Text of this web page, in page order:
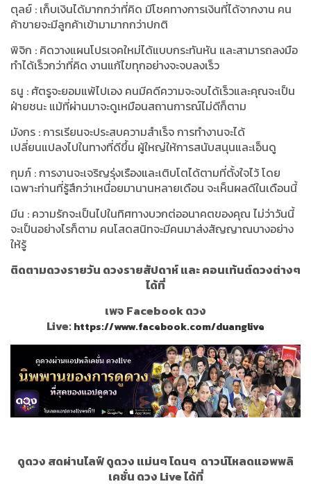
ตุลย์ : เก็บเงินได้มากกว่าที่คิด มีโชคทางการเงินที่ได้จากงาน คน
ค้าขายจะมีลูกค้าเข้ามามากกว่าปกติ
พิจิก : คิดวางแผนโปรเจคใหม่ได้แบบกระทันหัน และสามารถลงมือ
ทำได้เร็วกว่าที่คิด งานแก้ไขทุกอย่างจะจบลงเร็ว
ธนู : ศัตรูจะยอมแพ้ไปเอง คนมีคดีความจะจบได้เร็วและคุณจะเป็น
ฝ่ายชนะ แม้ที่ผ่านมาจะดูเหมือนสถานการณ์ไม่ดีก็ตาม
มังกร : การเรียนจะประสบความสำเร็จ การทำงานจะได้
เปลี่ยนแปลงไปในทางที่ดีขึ้น ผู้ใหญ่ให้การสนับสนุนและเอ็นดู
กุมภ์ : การงานจะเจริญรุ่งเรืองและเติบโตได้ตามที่ตั้งใจไว้ โดย
เฉพาะท่านที่รู้สึกว่าเหนื่อยมานานหลายเดือน จะเห็นผลดีในเดือนนี้
มีน : ความรักจะเป็นไปในทิศทางบวกต่ออนาคตของคุณ ไม่ว่าวันนี้
จะเป็นอย่างไรก็ตาม คนโสดสนิทจะมีคนมาส่งสัญญาณบางอย่าง
ให้รู้
ติดตามดวงรายวัน ดวงรายสัปดาห์ และ คอนเท้นต์ดวงต่างๆ
ได้ที่
เพจ Facebook ดวง
Live:https://www.facebook.com/duanglive
ดูดวง สดผ่านไลฟ์ ดูดวง แม่นๆ โดนๆ ดาวน์โหลดแอพพลิ
เคชั่น ดวง Live ได้ที่